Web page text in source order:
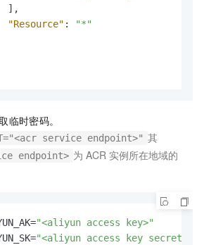
] ,
"Resource" :
"*"
临时密码。
service endpoint>" 其
endpoint> 为 ACR 实例所在地域的
"<aliyun access key>"
"<aliyun access key secret>"